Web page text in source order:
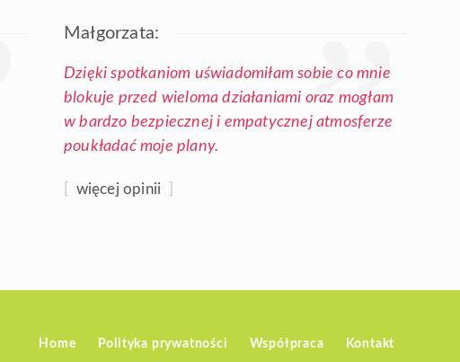
Małgorzata:
Dzięki spotkaniom uświadomiłam sobie co mnie
blokuje przed wieloma działaniami oraz mogłam
w bardzo bezpiecznej i empatycznej atmosferze
poukładać moje plany.
więcej opinii
Home Polityka prywatności Współpraca Kontakt